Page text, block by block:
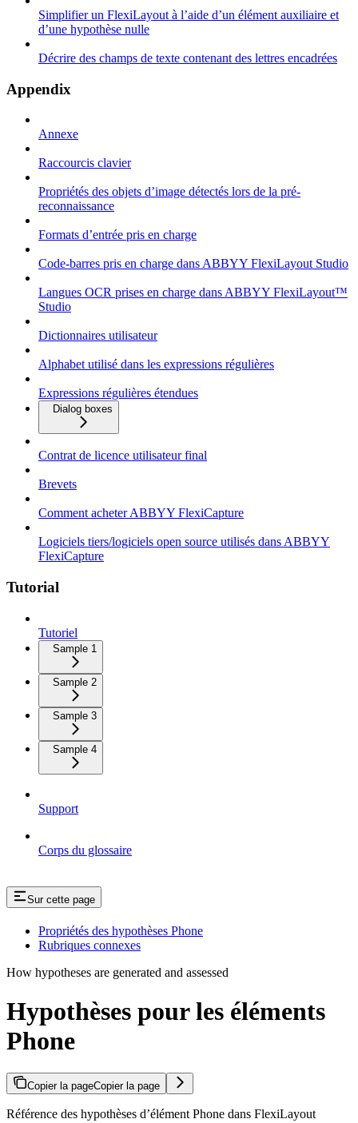
Simplifier un FlexiLayout à l’aide d’un élément auxiliaire et
d’une hypothèse nulle
Décrire des champs de texte contenant des lettres encadrées
Appendix
Annexe
Raccourcis clavier
Propriétés des objets d’image détectés lors de la pré-
reconnaissance
Formats d’entrée pris en charge
Code-barres pris en charge dans ABBYY FlexiLayout Studio
Langues OCR prises en charge dans ABBYY FlexiLayout™
Studio
Dictionnaires utilisateur
Alphabet utilisé dans les expressions régulières
Expressions régulières étendues
Dialog boxes
Contrat de licence utilisateur final
Brevets
Comment acheter ABBYY FlexiCapture
Logiciels tiers/logiciels open source utilisés dans ABBYY
FlexiCapture
Tutorial
Tutoriel
Sample 1
Sample 2
Sample 3
Sample 4
Support
Corps du glossaire
Sur cette page
Propriétés des hypothèses Phone
Rubriques connexes
How hypotheses are generated and assessed
Hypothèses pour les éléments
Phone
Copier la pageCopier la page
Référence des hypothèses d’élément Phone dans FlexiLayout